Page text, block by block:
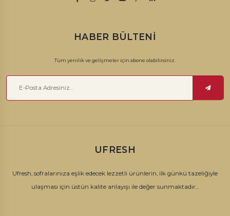
HABER BÜLTENI
Tüm yenilik ve gelişmeler için abone olabilirsiniz.
UFRESH
Ufresh, sofralarınıza eşlik edecek lezzetli ürünlerin, ilk günkü tazeliğiyle
ulaşması için üstün kalite anlayışı ile değer sunmaktadır...